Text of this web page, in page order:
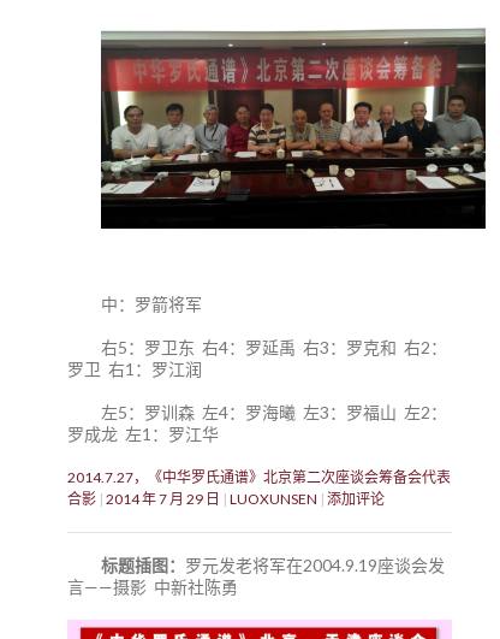
中：罗箭将军
右5：罗卫东 右4：罗延禹 右3：罗克和 右2：
罗卫 右1：罗江润
左5：罗训森 左4：罗海曦 左3：罗福山 左2：
罗成龙 左1：罗江华
2014.7.27，《中华罗氏通谱》北京第二次座谈会筹备会代表
合影 2014 年 7 月 29 日 LUOXUNSEN 添加评论
标题插图： 罗元发老将军在2004.9.19座谈会发
言——摄影 中新社陈勇